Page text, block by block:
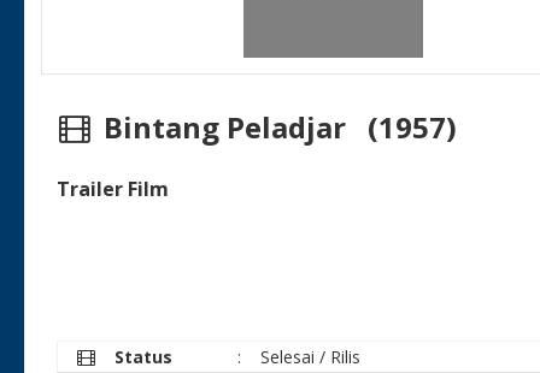
Bintang Peladjar (1957)
Trailer Film
Status :
Selesai / Rilis